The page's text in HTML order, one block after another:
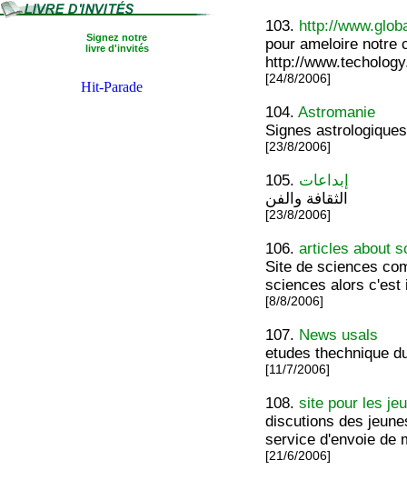
Signez notre
livre d'invités
103. http://
pour ameloire notre
http://
[24/8/2006]
104.Astromanie
Signes
[23/8/2006]
105. إبداعات
الثقافة والفن
[23/8/2006]
106.articles about
Site de sciences
sciences alors c'est
[8/8/2006]
107. News usals
etudes thechnique
[11/7/2006]
108.site pour les
discutions des
service d'envoie de
[21/6/2006]